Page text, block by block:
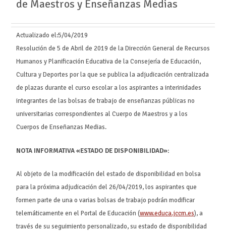
de Maestros y Enseñanzas Medias
Actualizado el:5/04/2019
Resolución de 5 de Abril de 2019 de la Dirección General de Recursos
Humanos y Planificación Educativa de la Consejería de Educación,
Cultura y Deportes por la que se publica la adjudicación centralizada
de plazas durante el curso escolar a los aspirantes a interinidades
integrantes de las bolsas de trabajo de enseñanzas públicas no
universitarias correspondientes al Cuerpo de Maestros y a los
Cuerpos de Enseñanzas Medias.
NOTA INFORMATIVA «ESTADO DE DISPONIBILIDAD»:
Al objeto de la modificación del estado de disponibilidad en bolsa
para la próxima adjudicación del 26/04/2019, los aspirantes que
formen parte de una o varias bolsas de trabajo podrán modificar
telemáticamente en el Portal de Educación (www.educa.jccm.es), a
través de su seguimiento personalizado, su estado de disponibilidad